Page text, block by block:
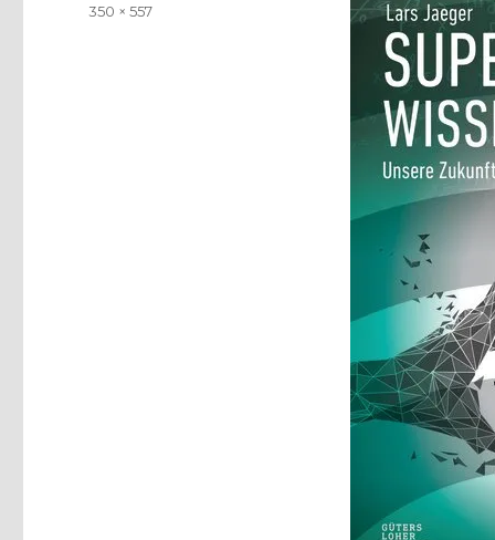
Volle
350 × 557